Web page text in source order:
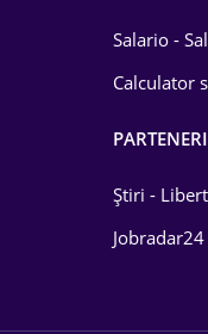
Salario -
Calculator
PARTENERI
Știri -
Jobradar24